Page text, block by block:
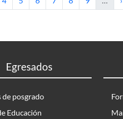
Egresados
de posgrado
Educación